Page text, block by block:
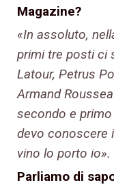
Magazine?
«In assoluto,
primi tre posti ci
Latour, Petrus
Armand
secondo e
devo conoscere
vino lo porto io».
Parliamo di